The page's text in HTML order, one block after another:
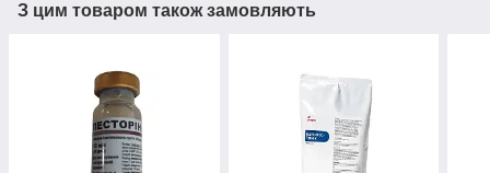
З цим товаром також замовляють